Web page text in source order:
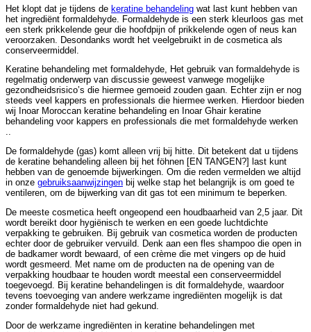
Het klopt dat je tijdens de keratine behandeling wat last kunt hebben van
het ingrediënt formaldehyde. Formaldehyde is een sterk kleurloos gas met
een sterk prikkelende geur die hoofdpijn of prikkelende ogen of neus kan
veroorzaken. Desondanks wordt het veelgebruikt in de cosmetica als
conserveermiddel.
Keratine behandeling met formaldehyde, Het gebruik van formaldehyde is
regelmatig onderwerp van discussie geweest vanwege mogelijke
gezondheidsrisico’s die hiermee gemoeid zouden gaan. Echter zijn er nog
steeds veel kappers en professionals die hiermee werken. Hierdoor bieden
wij Inoar Moroccan keratine behandeling en Inoar Ghair keratine
behandeling voor kappers en professionals die met formaldehyde werken
..
De formaldehyde (gas) komt alleen vrij bij hitte. Dit betekent dat u tijdens
de keratine behandeling alleen bij het föhnen [EN TANGEN?] last kunt
hebben van de genoemde bijwerkingen. Om die reden vermelden we altijd
in onze gebruiksaanwijzingen bij welke stap het belangrijk is om goed te
ventileren, om de bijwerking van dit gas tot een minimum te beperken.
De meeste cosmetica heeft ongeopend een houdbaarheid van 2,5 jaar. Dit
wordt bereikt door hygiënisch te werken en een goede luchtdichte
verpakking te gebruiken. Bij gebruik van cosmetica worden de producten
echter door de gebruiker vervuild. Denk aan een fles shampoo die open in
de badkamer wordt bewaard, of een crème die met vingers op de huid
wordt gesmeerd. Met name om de producten na de opening van de
verpakking houdbaar te houden wordt meestal een conserveermiddel
toegevoegd. Bij keratine behandelingen is dit formaldehyde, waardoor
tevens toevoeging van andere werkzame ingrediënten mogelijk is dat
zonder formaldehyde niet had gekund.
Door de werkzame ingrediënten in keratine behandelingen met